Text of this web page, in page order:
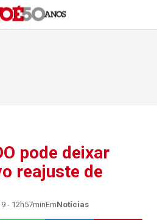
pode deixar
reajuste de
- 12h57minEmNotícias